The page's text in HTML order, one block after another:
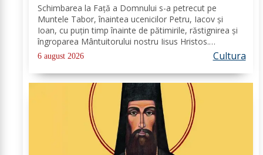
Schimbarea la Față a Domnului s-a petrecut pe
Muntele Tabor, înaintea ucenicilor Petru, Iacov și
Ioan, cu puțin timp înainte de pătimirile, răstignirea și
îngroparea Mântuitorului nostru Iisus Hristos.
Urcându-Se pe munte, Hristos-Domnul S-a depărtat
puţin de ucenici şi, suindu-Se pe un loc mai...
6 august 2026 Cultura